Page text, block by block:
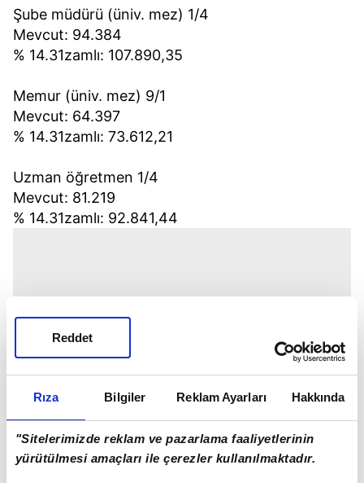
Rıza Bilgiler Reklam Ayarları Hakkında
"Sitelerimizde reklam ve pazarlama faaliyetlerinin
yürütülmesi amaçları ile çerezler kullanılmaktadır.
Reddet
Şube müdürü (üniv. mez) 1/4
Mevcut: 94.384
% 14.31zamlı: 107.890,35
Memur (üniv. mez) 9/1
Mevcut: 64.397
% 14.31zamlı: 73.612,21
Uzman öğretmen 1/4
Mevcut: 81.219
% 14.31zamlı: 92.841,44